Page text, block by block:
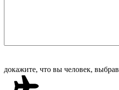
докажите, что вы человек, выбрав